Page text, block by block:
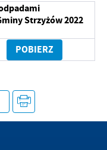
Strzyżów 2022
POBIERZ